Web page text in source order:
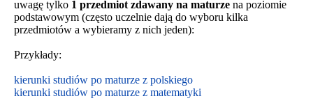
uwagę tylko 1 przedmiot zdawany na maturze na poziomie
podstawowym (często uczelnie dają do wyboru kilka
przedmiotów a wybieramy z nich jeden):
Przykłady:
kierunki studiów po maturze z polskiego
kierunki studiów po maturze z matematyki